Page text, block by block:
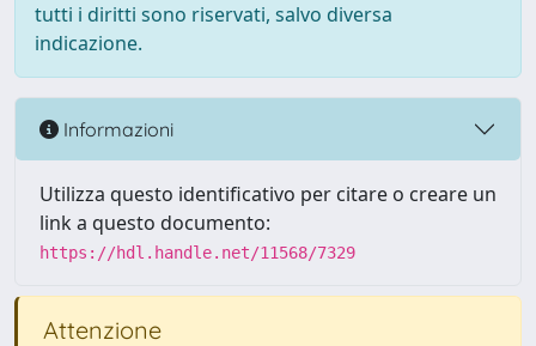
tutti i diritti sono riservati, salvo diversa
indicazione.
Informazioni
Utilizza questo identificativo per citare o creare un
link a questo documento:
https://hdl.handle.net/11568/7329
Attenzione